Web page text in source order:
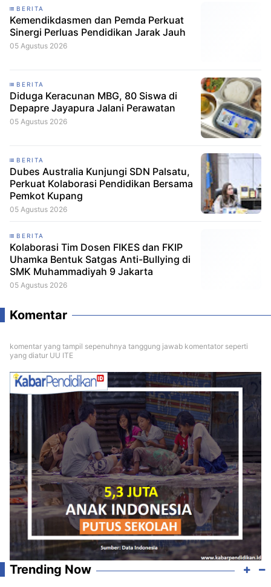
BERITA
Kemendikdasmen dan Pemda Perkuat
Sinergi Perluas Pendidikan Jarak Jauh
05 Agustus 2026
BERITA
Diduga Keracunan MBG, 80 Siswa di
Depapre Jayapura Jalani Perawatan
05 Agustus 2026
BERITA
Dubes Australia Kunjungi SDN Palsatu,
Perkuat Kolaborasi Pendidikan Bersama
Pemkot Kupang
05 Agustus 2026
BERITA
Kolaborasi Tim Dosen FIKES dan FKIP
Uhamka Bentuk Satgas Anti-Bullying di
SMK Muhammadiyah 9 Jakarta
05 Agustus 2026
Komentar
komentar yang tampil sepenuhnya tanggung jawab komentator seperti
yang diatur UU ITE
Trending Now